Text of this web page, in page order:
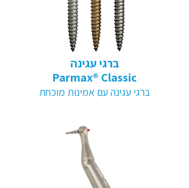
ברגי עגינה
Parmax® Classic
ברגי עגינה עם אמינות מוכחת